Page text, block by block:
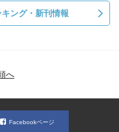
ング・新刊情報
へ
Facebookページ